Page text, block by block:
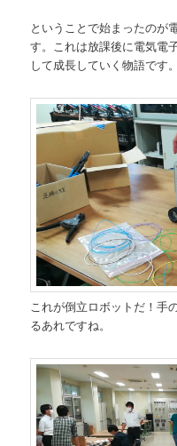
ということで始まったのが
す。これは放課後に電気電
して成長していく物語です。
これが倒立ロボットだ！手
るあれですね。